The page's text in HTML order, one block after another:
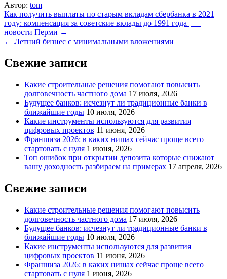
Автор: tom
Навигация
по
записям
Как получить выплаты по старым вкладам сбербанка в 2021
году: компенсация за советские вклады до 1991 года | —
новости Перми →
← Летний бизнес с минимальными вложениями
Свежие записи
Какие строительные решения помогают повысить
долговечность частного дома 17 июля, 2026
Будущее банков: исчезнут ли традиционные банки в
ближайшие годы 10 июля, 2026
Какие инструменты используются для развития
цифровых проектов 11 июня, 2026
Франшиза 2026: в каких нишах сейчас проще всего
стартовать с нуля 1 июня, 2026
Топ ошибок при открытии депозита которые снижают
вашу доходность разбираем на примерах 17 апреля, 2026
Свежие записи
Какие строительные решения помогают повысить
долговечность частного дома 17 июля, 2026
Будущее банков: исчезнут ли традиционные банки в
ближайшие годы 10 июля, 2026
Какие инструменты используются для развития
цифровых проектов 11 июня, 2026
Франшиза 2026: в каких нишах сейчас проще всего
стартовать с нуля 1 июня, 2026